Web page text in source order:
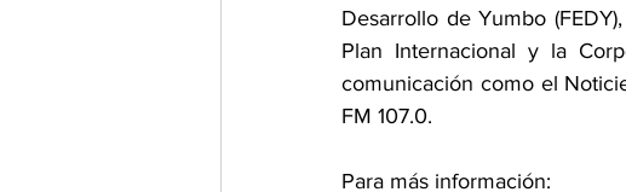
Desarrollo de Yumbo
Plan Internacional y la
comunicación como el
FM 107.0.
Para más información: